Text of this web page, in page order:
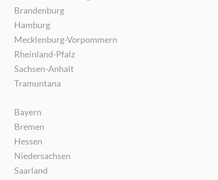
Brandenburg
Hamburg
Mecklenburg-Vorpommern
Rheinland-Pfalz
Sachsen-Anhalt
Tramuntana
Bayern
Bremen
Hessen
Niedersachsen
Saarland